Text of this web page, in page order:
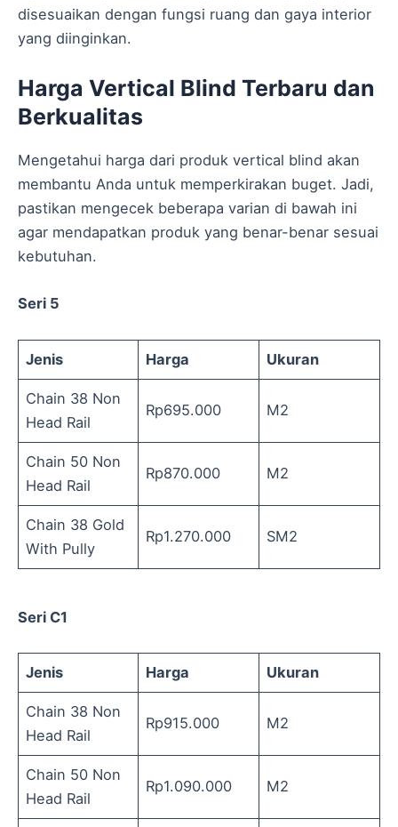
disesuaikan dengan fungsi ruang dan gaya interior
yang diinginkan.
Harga Vertical Blind Terbaru dan
Berkualitas
Mengetahui harga dari produk vertical blind akan
membantu Anda untuk memperkirakan buget. Jadi,
pastikan mengecek beberapa varian di bawah ini
agar mendapatkan produk yang benar-benar sesuai
kebutuhan.
Seri 5
Jenis Harga Ukuran
Chain 38 Non
Head Rail
Rp695.000 M2
Chain 50 Non
Head Rail
Rp870.000 M2
Chain 38 Gold
With Pully
Rp1.270.000 SM2
Seri C1
Jenis Harga Ukuran
Chain 38 Non
Head Rail
Rp915.000 M2
Chain 50 Non
Head Rail
Rp1.090.000 M2